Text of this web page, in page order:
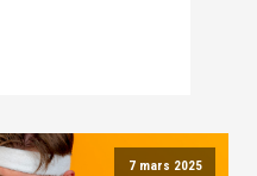
7 mars 2025